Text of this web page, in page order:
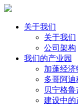
关于我们
关于我们
公司架构
我们的产业园
加蓬经济
多哥阿迪
贝宁格鲁
建设中的